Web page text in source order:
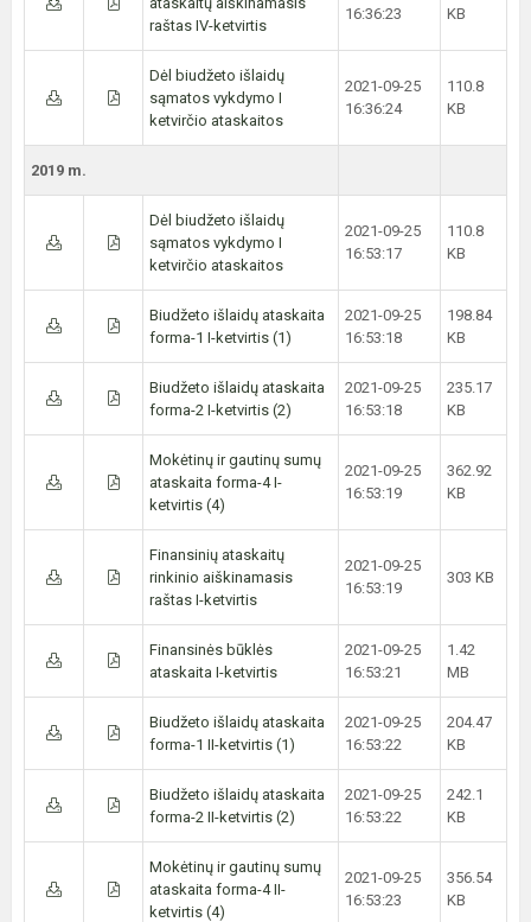
raštas IV-ketvirtis
16:36:23 KB
Dėl biudžeto išlaidų
sąmatos vykdymo I
ketvirčio ataskaitos
2021-09-25
16:36:24
110.8
KB
2019 m.
Dėl biudžeto išlaidų
sąmatos vykdymo I
ketvirčio ataskaitos
2021-09-25
16:53:17
110.8
KB
Biudžeto išlaidų ataskaita
forma-1 I-ketvirtis (1)
2021-09-25
16:53:18
198.84
KB
Biudžeto išlaidų ataskaita
forma-2 I-ketvirtis (2)
2021-09-25
16:53:18
235.17
KB
Mokėtinų ir gautinų sumų
ataskaita forma-4 I-
ketvirtis (4)
2021-09-25
16:53:19
362.92
KB
Finansinių ataskaitų
rinkinio aiškinamasis
raštas I-ketvirtis
2021-09-25
16:53:19
303 KB
Finansinės būklės
ataskaita I-ketvirtis
2021-09-25
16:53:21
1.42
MB
Biudžeto išlaidų ataskaita
forma-1 II-ketvirtis (1)
2021-09-25
16:53:22
204.47
KB
Biudžeto išlaidų ataskaita
forma-2 II-ketvirtis (2)
2021-09-25
16:53:22
242.1
KB
Mokėtinų ir gautinų sumų
ataskaita forma-4 II-
ketvirtis (4)
2021-09-25
16:53:23
356.54
KB